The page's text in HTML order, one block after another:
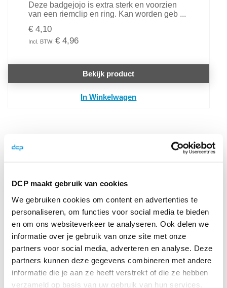
DCP maakt gebruik van cookies
We gebruiken cookies om content en advertenties te
personaliseren, om functies voor social media te bieden
en om ons websiteverkeer te analyseren. Ook delen we
informatie over je gebruik van onze site met onze
partners voor social media, adverteren en analyse. Deze
partners kunnen deze gegevens combineren met andere
informatie die je aan ze heeft verstrekt of die ze hebben
verzameld op basis van uw gebruik van hun services.
Deze badgejojo is extra sterk en voorzien
van een riemclip en ring. Kan worden geb ...
€ 4,10
€ 4,96
Bekijk product
In Winkelwagen
Reviews
Schrijf je eigen review
Je plaatst een review over:
Badgehouder vinyl
horizontaal transparant met transparante rand binnenmaat
93x116 mm
Je waardering
Waardering
1
2
3
4
5